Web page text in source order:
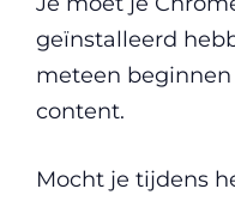
geïnstalleerd
meteen
content.
Mocht je tijdens